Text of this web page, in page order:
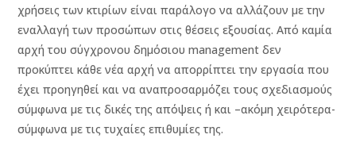
χρήσεις των κτιρίων είναι παράλογο να αλλάζουν με την
εναλλαγή των προσώπων στις θέσεις εξουσίας. Από καμία
αρχή του σύγχρονου δημόσιου management δεν
προκύπτει κάθε νέα αρχή να απορρίπτει την εργασία που
έχει προηγηθεί και να αναπροσαρμόζει τους σχεδιασμούς
σύμφωνα με τις δικές της απόψεις ή και –ακόμη χειρότερα-
σύμφωνα με τις τυχαίες επιθυμίες της.